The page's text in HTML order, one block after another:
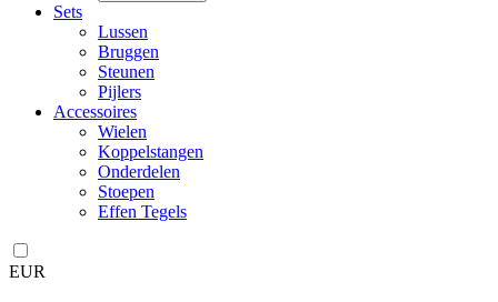
Sets
Lussen
Bruggen
Steunen
Pijlers
Accessoires
Wielen
Koppelstangen
Onderdelen
Stoepen
Effen Tegels
EUR